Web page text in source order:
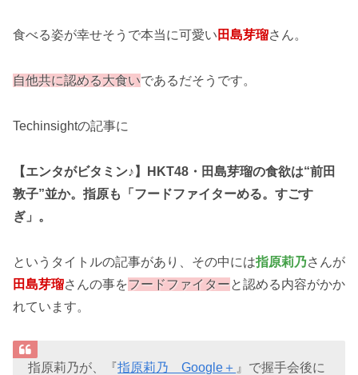
食べる姿が幸せそうで本当に可愛い 田島芽瑠さん。
自他共に認める大食いであるだそうです。
Techinsightの記事に
【エンタがビタミン♪】HKT48・田島芽瑠の食欲は“前田
敦子”並か。指原も「フードファイターめる。すごす
ぎ」。
というタイトルの記事があり、その中には指原莉乃さんが
田島芽瑠さんの事をフードファイターと認める内容がかか
れています。
指原莉乃が、『指原莉乃 Google＋ 』で握手会後に